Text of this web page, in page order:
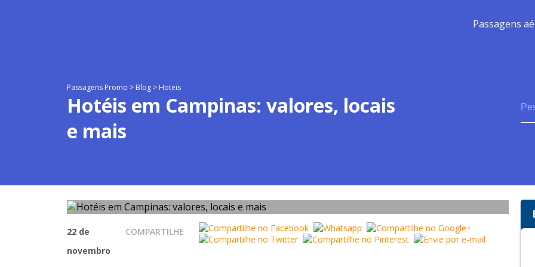
Passagens
Passagens Promo > Blog > Hoteis
Hotéis em Campinas: valores, locais
e mais
22 de
novembro
COMPARTILHE